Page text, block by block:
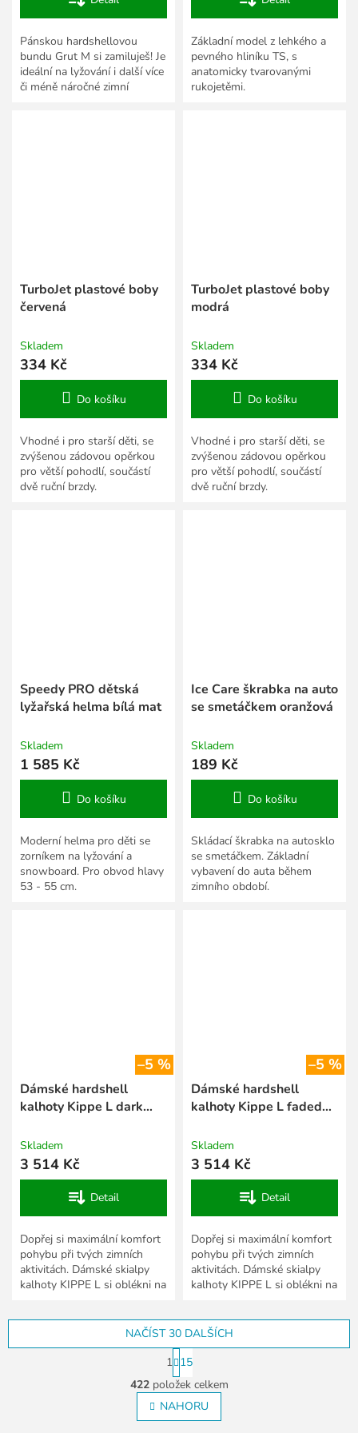
Pánskou hardshellovou
bundu Grut M si zamiluješ! Je
ideální na lyžování i další více
či méně náročné zimní
Základní model z lehkého a
pevného hliníku TS, s
anatomicky tvarovanými
rukojetěmi.
TurboJet plastové boby
červená
Skladem
334 Kč
Do košíku
Vhodné i pro starší děti, se
zvýšenou zádovou opěrkou
pro větší pohodlí, součástí
dvě ruční brzdy.
TurboJet plastové boby
modrá
Skladem
334 Kč
Do košíku
Vhodné i pro starší děti, se
zvýšenou zádovou opěrkou
pro větší pohodlí, součástí
dvě ruční brzdy.
Speedy PRO dětská
lyžařská helma bílá mat
Skladem
1 585 Kč
Do košíku
Moderní helma pro děti se
zorníkem na lyžování a
snowboard. Pro obvod hlavy
53 - 55 cm.
Ice Care škrabka na auto
se smetáčkem oranžová
Skladem
189 Kč
Do košíku
Skládací škrabka na autosklo
se smetáčkem. Základní
vybavení do auta během
zimního období.
–5 %
Dámské hardshell
kalhoty Kippe L dark
Skladem
3 514 Kč
Detail
Dopřej si maximální komfort
pohybu při tvých zimních
aktivitách. Dámské skialpy
kalhoty KIPPE L si oblékni na
–5 %
Dámské hardshell
kalhoty Kippe L faded
Skladem
3 514 Kč
Detail
Dopřej si maximální komfort
pohybu při tvých zimních
aktivitách. Dámské skialpy
kalhoty KIPPE L si oblékni na
O
v
l
á
NAČÍST 30 DALŠÍCH
S
t
r
á
n
k
1 15
422položek celkem
NAHORU